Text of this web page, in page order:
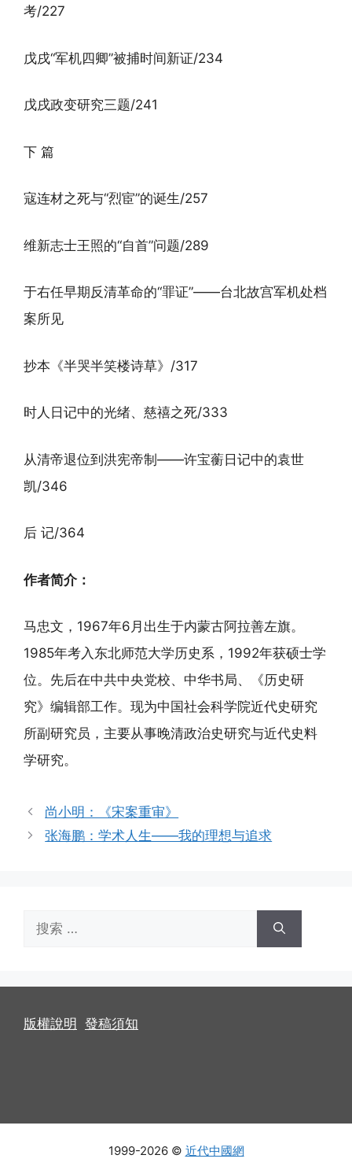
考/227
戊戌“军机四卿”被捕时间新证/234
戊戌政变研究三题/241
下 篇
寇连材之死与“烈宦”的诞生/257
维新志士王照的“自首”问题/289
于右任早期反清革命的“罪证”——台北故宫军机处档
案所见
抄本《半哭半笑楼诗草》/317
时人日记中的光绪、慈禧之死/333
从清帝退位到洪宪帝制——许宝蘅日记中的袁世
凯/346
后 记/364
作者简介：
马忠文，1967年6月出生于内蒙古阿拉善左旗。
1985年考入东北师范大学历史系，1992年获硕士学
位。先后在中共中央党校、中华书局、《历史研
究》编辑部工作。现为中国社会科学院近代史研究
所副研究员，主要从事晚清政治史研究与近代史料
学研究。
尚小明：《宋案重审》
张海鹏：学术人生——我的理想与追求
版權說明 發稿須知
1999-2026 © 近代中國網